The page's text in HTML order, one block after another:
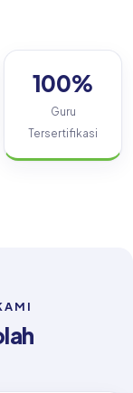
100%
Guru
Tersertifikasi